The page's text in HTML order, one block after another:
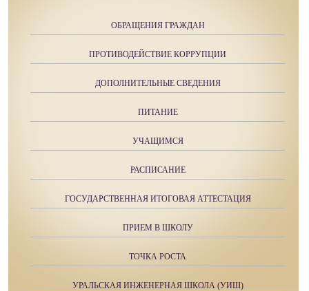
ОБРАЩЕНИЯ ГРАЖДАН
ПРОТИВОДЕЙСТВИЕ КОРРУПЦИИ
ДОПОЛНИТЕЛЬНЫЕ СВЕДЕНИЯ
ПИТАНИЕ
УЧАЩИМСЯ
РАСПИСАНИЕ
ГОСУДАРСТВЕННАЯ ИТОГОВАЯ АТТЕСТАЦИЯ
ПРИЕМ В ШКОЛУ
ТОЧКА РОСТА
УРАЛЬСКАЯ ИНЖЕНЕРНАЯ ШКОЛА (УИШ)